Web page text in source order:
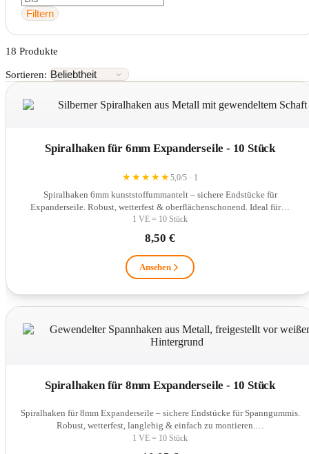
Filtern
18 Produkte
Sortieren:
Spiralhaken für 6mm Expanderseile - 10 Stück
★ ★ ★ ★ ★5,0/5 · 1
Spiralhaken 6mm kunststoffummantelt – sichere Endstücke für
Expanderseile. Robust, wetterfest & oberflächenschonend. Ideal für…
1 VE = 10 Stück
8,50 €
Ansehen
Spiralhaken für 8mm Expanderseile - 10 Stück
Spiralhaken für 8mm Expanderseile – sichere Endstücke für Spanngummis.
Robust, wetterfest, langlebig & einfach zu montieren.…
1 VE = 10 Stück